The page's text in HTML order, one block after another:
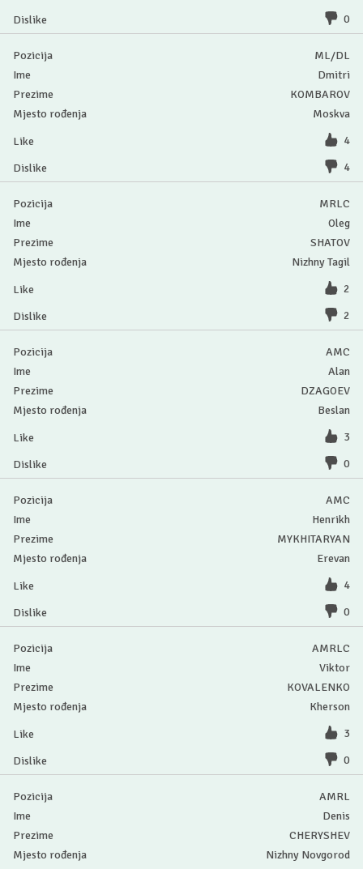
0
ML/DL
Dmitri
KOMBAROV
Moskva
4
4
MRLC
Oleg
SHATOV
Nizhny Tagil
2
2
AMC
Alan
DZAGOEV
Beslan
3
0
AMC
Henrikh
MYKHITARYAN
Erevan
4
0
AMRLC
Viktor
KOVALENKO
Kherson
3
0
AMRL
Denis
CHERYSHEV
Nizhny Novgorod